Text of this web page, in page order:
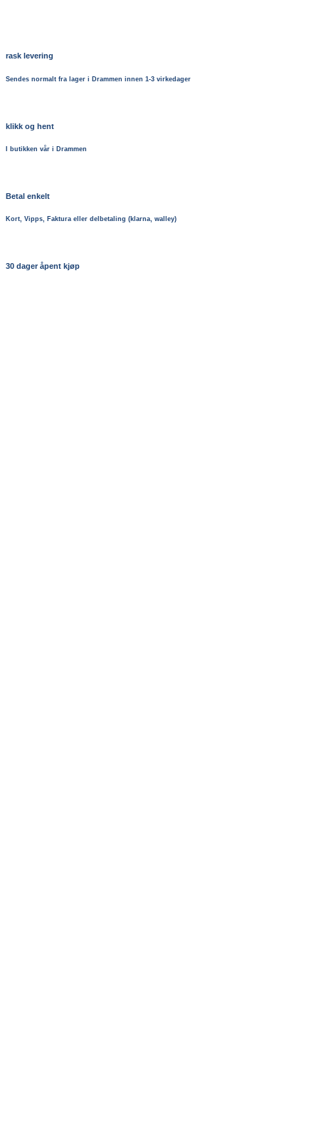
rask levering
Sendes normalt fra lager i Drammen innen 1-3 virkedager
klikk og hent
I butikken vår i Drammen
Betal enkelt
Kort, Vipps, Faktura eller delbetaling (klarna, walley)
30 dager åpent kjøp